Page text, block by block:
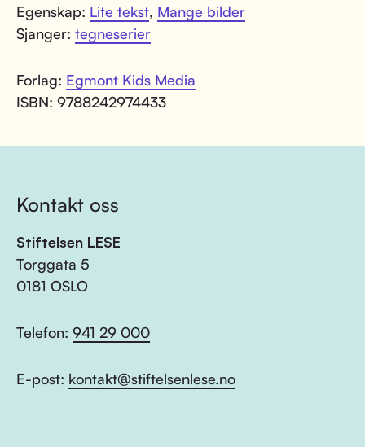
Egenskap: Lite tekst, Mange bilder
Sjanger: tegneserier
Forlag: Egmont Kids Media
ISBN: 9788242974433
Kontakt oss
Stiftelsen LESE
Torggata 5
0181 OSLO
Telefon: 941 29 000
E-post: kontakt@stiftelsenlese.no